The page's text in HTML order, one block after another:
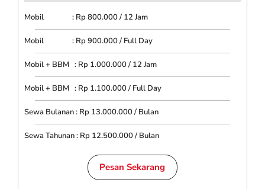
Mobil : Rp 800.000 / 12 Jam
Mobil : Rp 900.000 / Full Day
Mobil + BBM : Rp 1.000.000 / 12 Jam
Mobil + BBM : Rp 1.100.000 / Full Day
Sewa Bulanan : Rp 13.000.000 / Bulan
Sewa Tahunan : Rp 12.500.000 / Bulan
Pesan Sekarang